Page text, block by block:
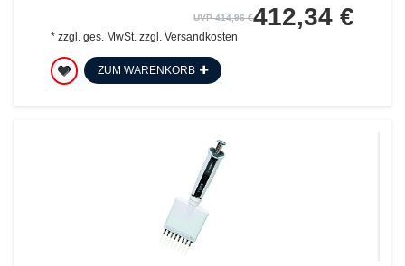
UVP 414,96 €412,34 €
* zzgl. ges. MwSt. zzgl. Versandkosten
ZUM WARENKORB